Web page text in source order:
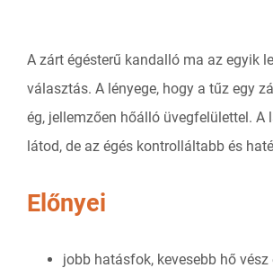
A zárt égésterű kandalló ma az egyik
választás. A lényege, hogy a tűz egy
ég, jellemzően hőálló üvegfelülettel. A
látod, de az égés kontrolláltabb és
Előnyei
jobb hatásfok, kevesebb hő vész